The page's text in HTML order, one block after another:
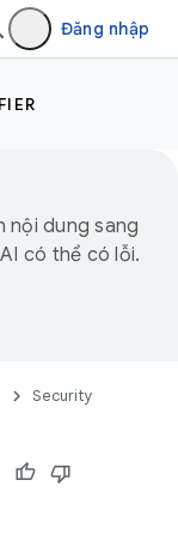
Đăng nhập
nội dung sang
có thể có lỗi.
Security